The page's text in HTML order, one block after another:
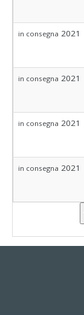
in consegna 2021
in consegna 2021
in consegna 2021
in consegna 2021